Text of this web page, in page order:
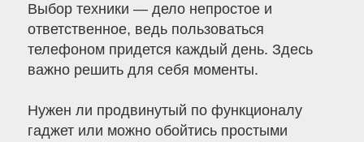
Выбор техники — дело непростое и
ответственное, ведь пользоваться
телефоном придется каждый день. Здесь
важно решить для себя моменты.
Нужен ли продвинутый по функционалу
гаджет или можно обойтись простыми